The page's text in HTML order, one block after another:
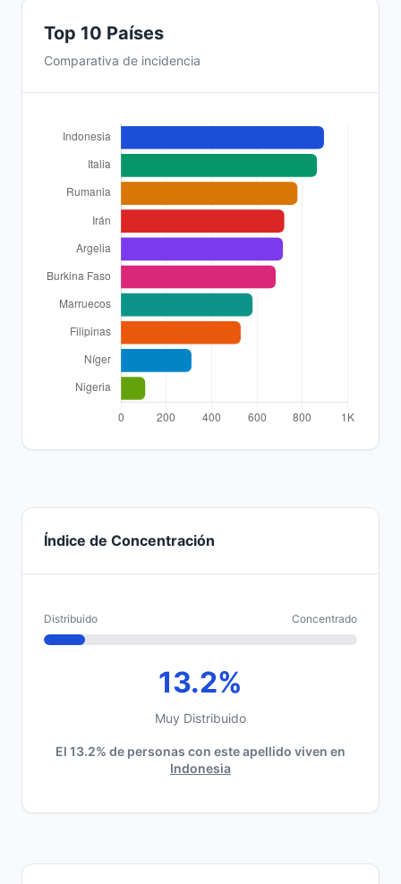
Top 10 Países
Comparativa de incidencia
Índice de Concentración
Distribuido Concentrado
13.2%
Muy Distribuido
El 13.2% de personas con este apellido viven en
Indonesia